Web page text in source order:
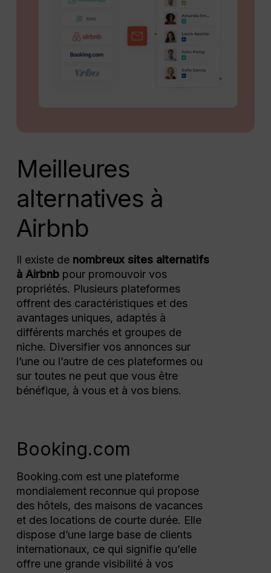
Meilleures
alternatives à
Airbnb
Il existe de nombreux sites alternatifs
à Airbnbpour promouvoir vos
propriétés. Plusieurs plateformes
offrent des caractéristiques et des
avantages uniques, adaptés à
différents marchés et groupes de
niche. Diversifier vos annonces sur
l’une ou l’autre de ces plateformes ou
sur toutes ne peut que vous être
bénéfique, à vous et à vos biens.
Booking.com
Booking.com est une plateforme
mondialement reconnue qui propose
des hôtels, des maisons de vacances
et des locations de courte durée. Elle
dispose d’une large base de clients
internationaux, ce qui signifie qu’elle
offre une grande visibilité à vos